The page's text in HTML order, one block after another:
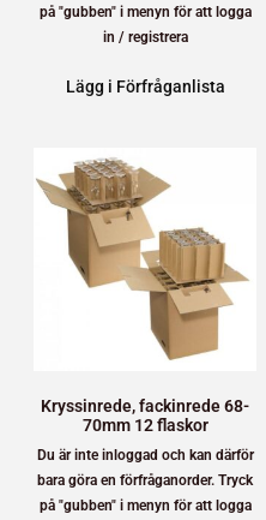
på "gubben" i menyn för att logga
in / registrera
Lägg i Förfråganlista
Kryssinrede, fackinrede 68-
70mm 12 flaskor
Du är inte inloggad och kan därför
bara göra en förfråganorder. Tryck
på "gubben" i menyn för att logga